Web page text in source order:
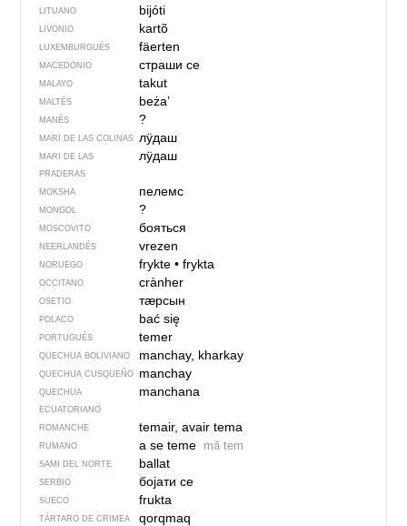
LITUANO bijóti
LIVONIO kartõ
LUXEMBURGUÉS fäerten
MACEDONIO страши се
MALAYO takut
MALTÉS beża’
MANÉS ?
MARI DE LAS COLINAS лӱдаш
MARI DE LAS
PRADERAS
лӱдаш
MOKSHA пелемс
MONGOL ?
MOSCOVITO бояться
NEERLANDÉS vrezen
NORUEGO frykte• frykta
OCCITANO crànher
OSETIO тӕрсын
POLACO bać się
PORTUGUÉS temer
QUECHUA BOLIVIANO manchay, kharkay
QUECHUA CUSQUEÑO manchay
QUECHUA
ECUATORIANO
manchana
ROMANCHE temair, avair tema
RUMANO a se teme mă tem
SAMI DEL NORTE ballat
SERBIO бојати се
SUECO frukta
TÁRTARO DE CRIMEA qorqmaq